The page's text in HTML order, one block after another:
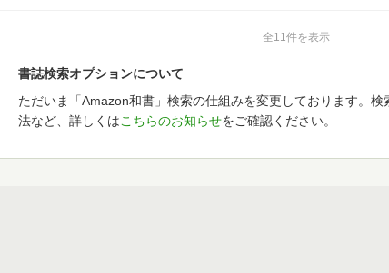
全11件を表示
書誌検索オプションについて
ただいま「Amazon和書」検索の仕組みを変更しております。
法など、詳しくはこちらのお知らせをご確認ください。